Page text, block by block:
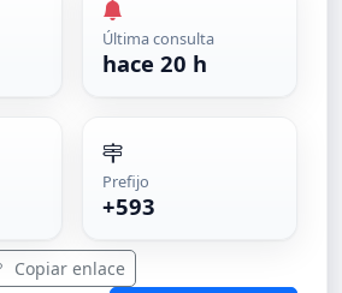
Última consulta
hace 20 h
Prefijo
+593
Copiar enlace